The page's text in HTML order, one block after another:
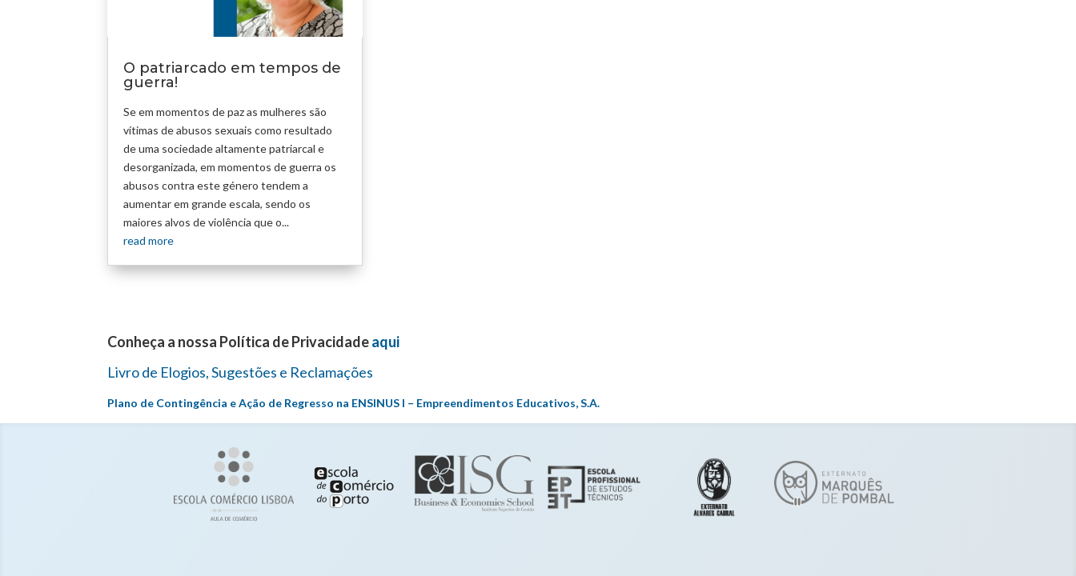
O patriarcado em tempos de
guerra!
Se em momentos de paz as mulheres são
vítimas de abusos sexuais como resultado
de uma sociedade altamente patriarcal e
desorganizada, em momentos de guerra os
abusos contra este género tendem a
aumentar em grande escala, sendo os
maiores alvos de violência que o...
read more
Conheça a nossa Política de Privacidadeaqui
Livro de Elogios, Sugestões e Reclamações
Plano de Contingência e Ação de Regresso na ENSINUS I – Empreendimentos Educativos, S.A.